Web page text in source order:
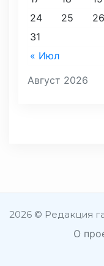
Август 2026
« Июл
24
25 26
31
2026 © Редакция
О